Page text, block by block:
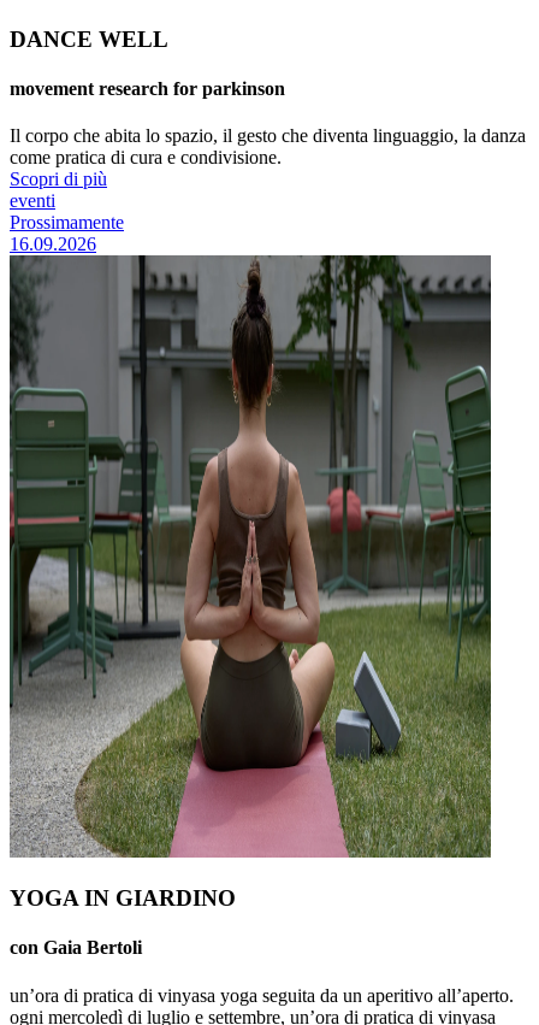
DANCE WELL
movement research for parkinson
Il corpo che abita lo spazio, il gesto che diventa linguaggio, la danza
come pratica di cura e condivisione.
Scopri di più
eventi
Prossimamente
16.09.2026
YOGA IN GIARDINO
con Gaia Bertoli
un’ora di pratica di vinyasa yoga seguita da un aperitivo all’aperto.
ogni mercoledì di luglio e settembre, un’ora di pratica di vinyasa